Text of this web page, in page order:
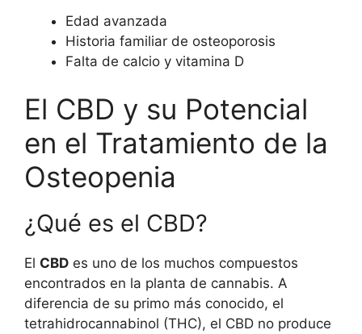
Edad avanzada
Historia familiar de osteoporosis
Falta de calcio y vitamina D
El CBD y su Potencial
en el Tratamiento de la
Osteopenia
¿Qué es el CBD?
El CBD es uno de los muchos compuestos
encontrados en la planta de cannabis. A
diferencia de su primo más conocido, el
tetrahidrocannabinol (THC), el CBD no produce